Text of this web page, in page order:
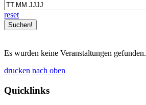
reset
Es wurden keine Veranstaltungen gefunden.
drucken nach oben
Quicklinks